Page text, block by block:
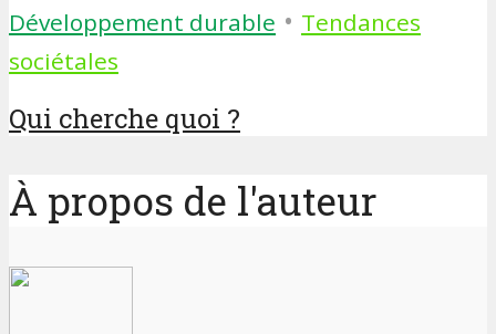
Développement durable • Tendances
sociétales
Qui cherche quoi ?
À propos de l'auteur